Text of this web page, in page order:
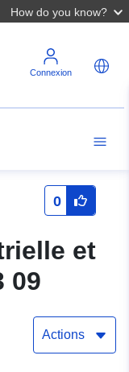
How do you know?
Connexion
0
et
09
Actions